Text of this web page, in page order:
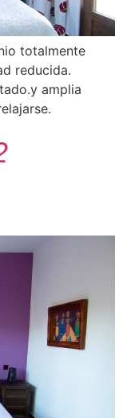
totalmente
reducida.
amplia